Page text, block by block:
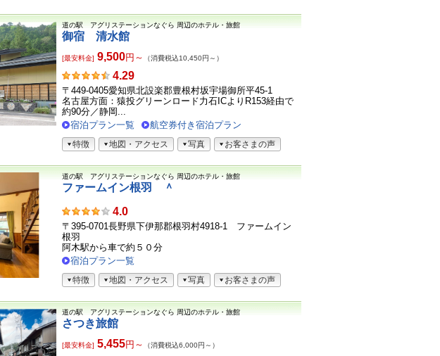
道の駅 アグリステーションなぐら 周辺のホテル・旅館
御宿 清水館
[最安料金] 9,500円～ （消費税込10,450円～）
お
客
さ
ま
の
声
4.29
〒449-0405愛知県北設楽郡豊根村坂宇場御所平45-1
名古屋方面：猿投グリーンロード力石ICよりR153経由で
約90分／静岡...
宿泊プラン一覧
航空券付き宿泊プラン
特徴 地図・アクセス 写真 お客さまの声
道の駅 アグリステーションなぐら 周辺のホテル・旅館
ファームイン根羽 ＾
お
客
さ
ま
の
声
4.0
〒395-0701長野県下伊那郡根羽村4918-1 ファームイン
根羽
阿木駅から車で約５０分
宿泊プラン一覧
特徴 地図・アクセス 写真 お客さまの声
道の駅 アグリステーションなぐら 周辺のホテル・旅館
さつき旅館
[最安料金] 5,455円～ （消費税込6,000円～）